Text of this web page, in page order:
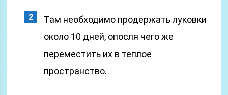
Там необходимо продержать луковки
около 10 дней, опосля чего же
переместить их в теплое
пространство.